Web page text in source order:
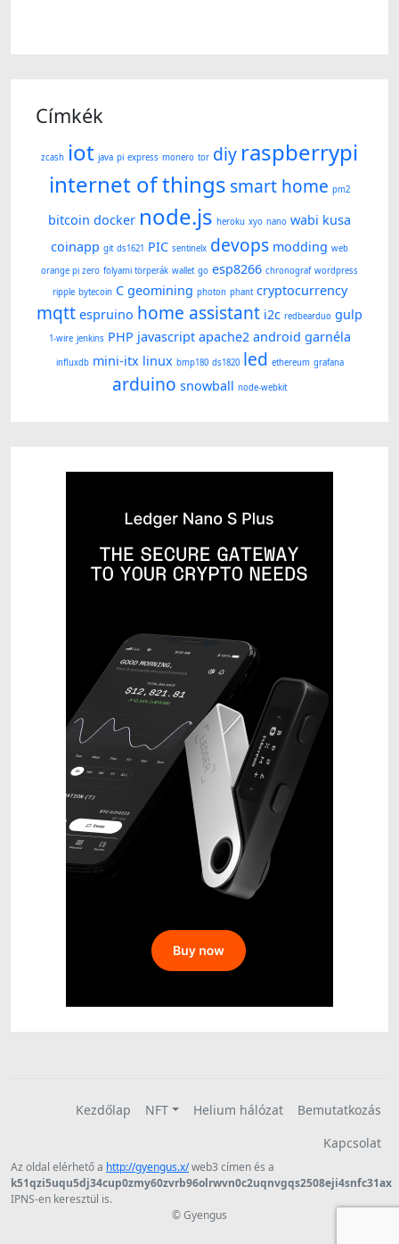
Címkék
zcash iot java pi express monero tor diy raspberrypi
internet of things smart home pm2
bitcoin docker node.js heroku xyo nano wabi kusa
coinapp git ds1621 PIC sentinelx devops modding web
orange pi zero folyami törperák wallet go esp8266 chronograf wordpress
ripple bytecoin C geomining photon phant cryptocurrency
mqtt espruino home assistant i2c redbearduo gulp
1-wire jenkins PHP javascript apache2 android garnéla
influxdb mini-itx linux bmp180 ds1820 led ethereum grafana
arduino snowball node-webkit
Kezdőlap NFT Helium hálózat
Bemutatkozás
Kapcsolat
Az oldal elérhető a http://gyengus.x/web3 címen és a
k51qzi5uqu5dj34cup0zmy60zvrb96olrwvn0c2uqnvgqs2508eji4snfc31ax
IPNS-en keresztül is.
© Gyengus